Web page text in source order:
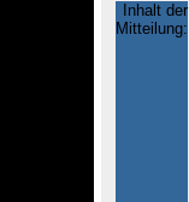
Inhalt der
Mitteilung: